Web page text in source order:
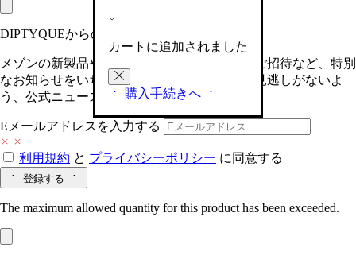
カートに追加されました
購入手続きへ
DIPTYQUEからの最新情報をお届けします
メゾンの新製品や、限定イベントへの特別なご招待など、特別
なお知らせをいち早くお届けいたします。お見逃しがないよ
う、公式ニュースレターにご登録ください。
Eメールアドレスを入力する
利用規約 と プライバシーポリシー に同意する
登録する
The maximum allowed quantity for this product has been exceeded.